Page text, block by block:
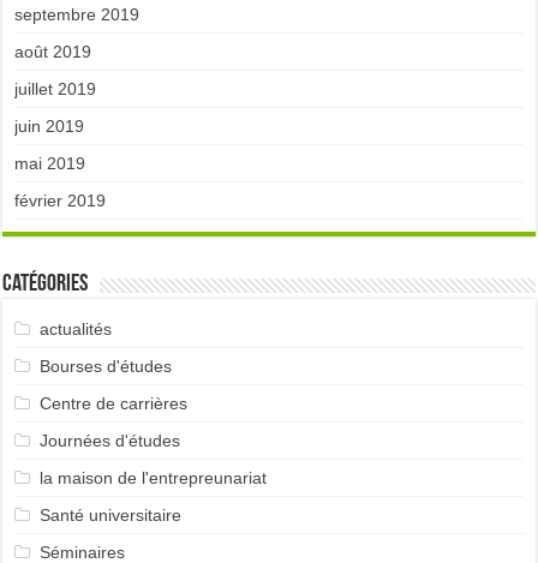
septembre 2019
août 2019
juillet 2019
juin 2019
mai 2019
février 2019
Catégories
actualités
Bourses d'études
Centre de carrières
Journées d'études
la maison de l'entrepreunariat
Santé universitaire
Séminaires